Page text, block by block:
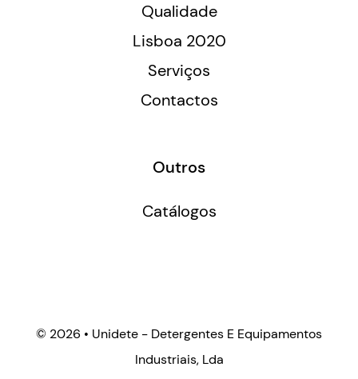
Qualidade
Lisboa 2020
Serviços
Contactos
Outros
Catálogos
© 2026 • Unidete - Detergentes E Equipamentos
Industriais, Lda